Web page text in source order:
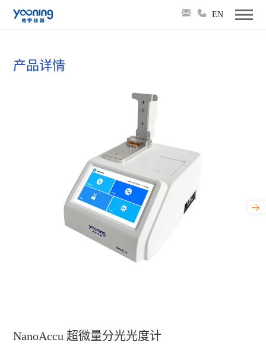
EN
产品详情
NanoAccu 超微量分光光度计
NanoAccu 超微量分光光度计